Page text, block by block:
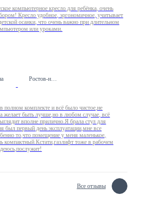
компьютерное кресло для ребёнка, очень
Кресло удобное, эргономичное, учитывает
осанки, что очень важно при длительном
или уроками.
Ростов-на-Дону
полном комплекте и всё было чистое,не
желает быть лучше,но в любом случае, всё
вполне прилично.Я брала стул для
был первый день эксплуатации,мне все
то,что помещение у меня маленькое,
компактный.Кстати,газлифт тоже в рабочем
Все отзывы